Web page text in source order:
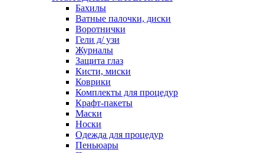
Бахилы
Ватные палочки, диски
Воротнички
Гели д/ узи
Журналы
Защита глаз
Кисти, миски
Коврики
Комплекты для процедур
Крафт-пакеты
Маски
Носки
Одежда для процедур
Пеньюары